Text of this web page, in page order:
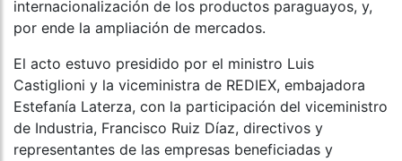
internacionalización de los productos paraguayos, y,
por ende la ampliación de mercados.
El acto estuvo presidido por el ministro Luis
Castiglioni y la viceministra de REDIEX, embajadora
Estefanía Laterza, con la participación del viceministro
de Industria, Francisco Ruiz Díaz, directivos y
representantes de las empresas beneficiadas y